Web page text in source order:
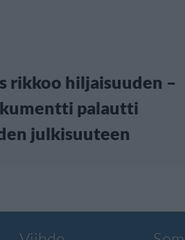
rikkoo hiljaisuuden –
palautti
julkisuuteen